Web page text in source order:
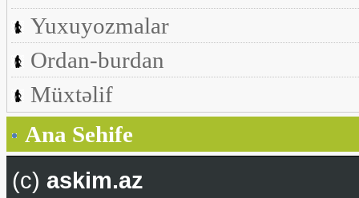
Yuxuyozmalar
Ordan-burdan
Müxtəlif
Ana Sehife
(c) askim.az